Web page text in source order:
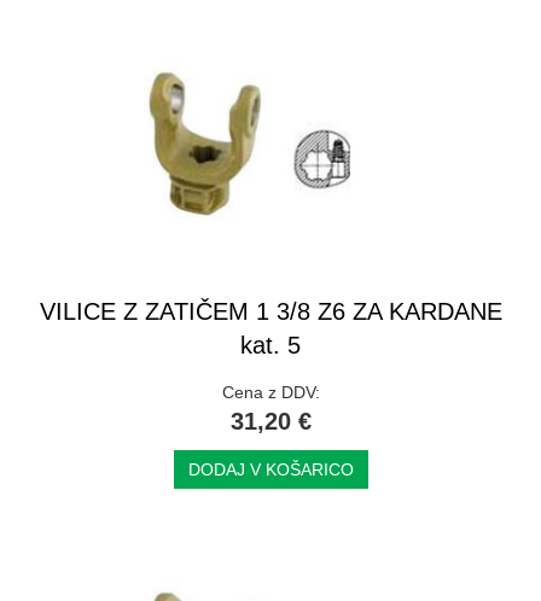
VILICE Z ZATIČEM 1 3/8 Z6 ZA KARDANE
kat. 5
Cena z DDV:
31,20 €
DODAJ V KOŠARICO